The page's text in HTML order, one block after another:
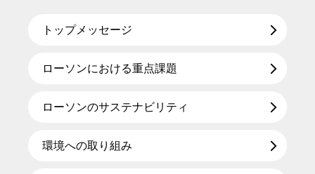
トップメッセージ
ローソンにおける重点課題
ローソンのサステナビリティ
環境への取り組み